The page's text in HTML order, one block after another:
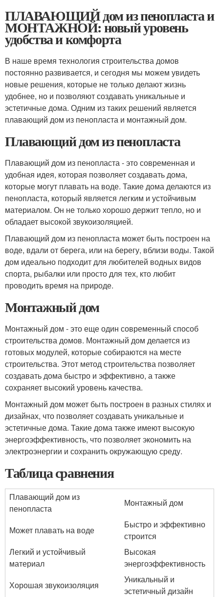
ПЛАВАЮЩИЙ дом из пенопласта и
МОНТАЖНОЙ: новый уровень
удобства и комфорта
В наше время технология строительства домов
постоянно развивается, и сегодня мы можем увидеть
новые решения, которые не только делают жизнь
удобнее, но и позволяют создавать уникальные и
эстетичные дома. Одним из таких решений является
плавающий дом из пенопласта и монтажный дом.
Плавающий дом из пенопласта
Плавающий дом из пенопласта - это современная и
удобная идея, которая позволяет создавать дома,
которые могут плавать на воде. Такие дома делаются из
пенопласта, который является легким и устойчивым
материалом. Он не только хорошо держит тепло, но и
обладает высокой звукоизоляцией.
Плавающий дом из пенопласта может быть построен на
воде, вдали от берега, или на берегу, вблизи воды. Такой
дом идеально подходит для любителей водных видов
спорта, рыбалки или просто для тех, кто любит
проводить время на природе.
Монтажный дом
Монтажный дом - это еще один современный способ
строительства домов. Монтажный дом делается из
готовых модулей, которые собираются на месте
строительства. Этот метод строительства позволяет
создавать дома быстро и эффективно, а также
сохраняет высокий уровень качества.
Монтажный дом может быть построен в разных стилях и
дизайнах, что позволяет создавать уникальные и
эстетичные дома. Такие дома также имеют высокую
энергоэффективность, что позволяет экономить на
электроэнергии и сохранить окружающую среду.
Таблица сравнения
Плавающий дом из
пенопласта
Монтажный дом
Может плавать на воде
Быстро и эффективно
строится
Легкий и устойчивый
материал
Высокая
энергоэффективность
Хорошая звукоизоляция
Уникальный и
эстетичный дизайн